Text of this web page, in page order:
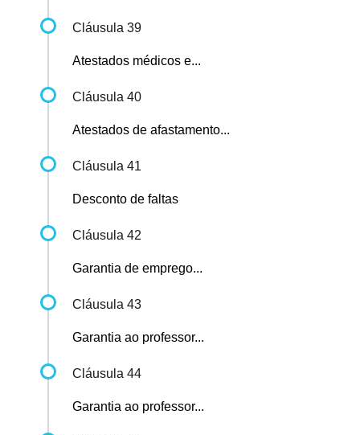
Cláusula 39
Atestados médicos e...
Cláusula 40
Atestados de afastamento...
Cláusula 41
Desconto de faltas
Cláusula 42
Garantia de emprego...
Cláusula 43
Garantia ao professor...
Cláusula 44
Garantia ao professor...